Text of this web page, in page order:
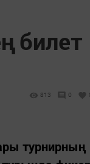
билет
813 0
турнирның